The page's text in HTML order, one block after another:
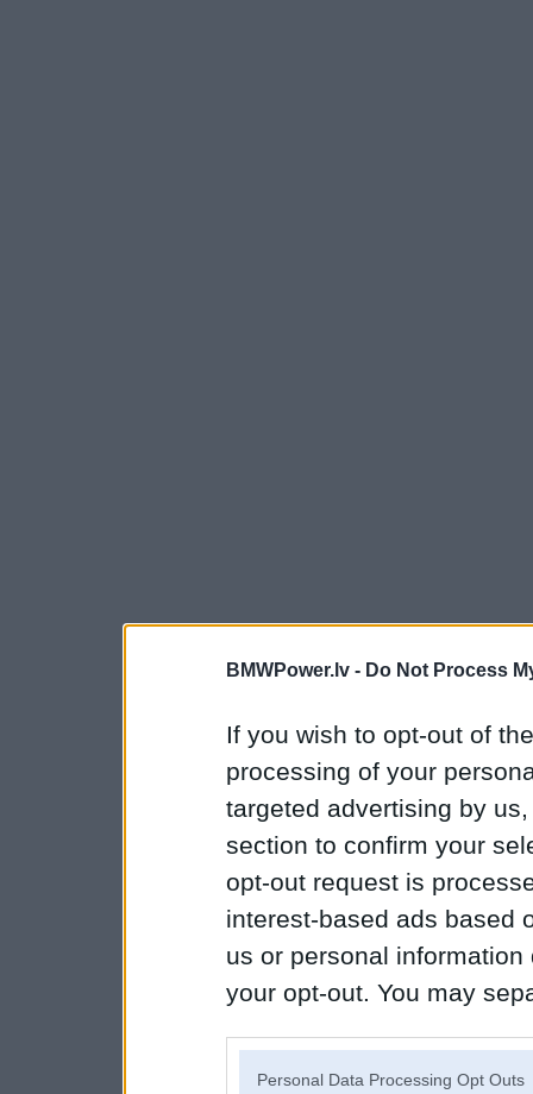
BMWPower.lv - Do Not Process
If you wish to opt-out of
processing of your
targeted advertising by
section to confirm your
opt-out request is
interest-based ads based
us or personal
your opt-out. You may
Personal Data Processing Opt Outs